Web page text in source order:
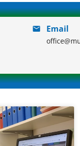
Email